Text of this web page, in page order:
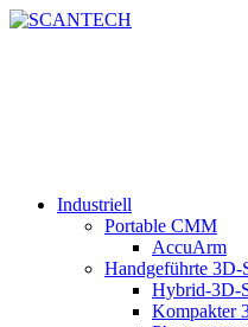
Industriell
Portable CMM
AccuArm
Handgeführte 3D-
Hybrid-3D-
Kompakter